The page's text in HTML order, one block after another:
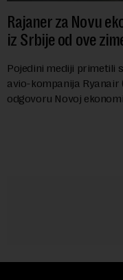
Rajaner za Novu
iz Srbije od ove
Pojedini mediji primetili
avio-kompanija Ryanair
odgovoru Novoj